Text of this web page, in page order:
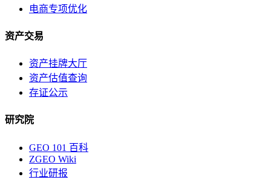
电商专项优化
资产交易
资产挂牌大厅
资产估值查询
存证公示
研究院
GEO 101 百科
ZGEO Wiki
行业研报